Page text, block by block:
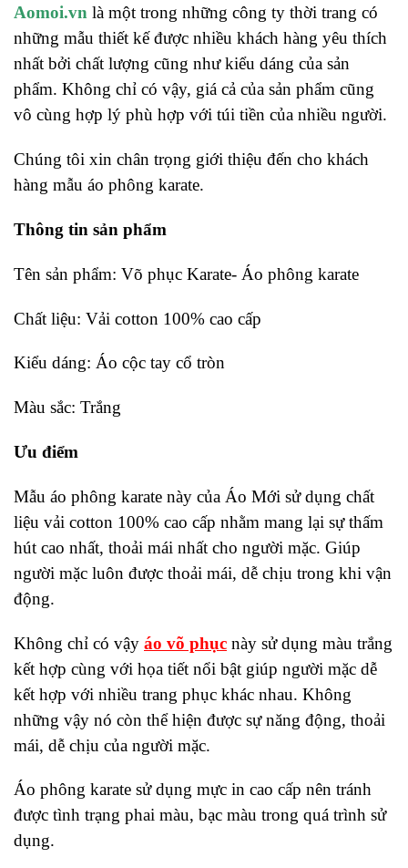
Aomoi.vn là một trong những công ty thời trang có
những mẫu thiết kế được nhiều khách hàng yêu thích
nhất bởi chất lượng cũng như kiểu dáng của sản
phẩm. Không chỉ có vậy, giá cả của sản phẩm cũng
vô cùng hợp lý phù hợp với túi tiền của nhiều người.
Chúng tôi xin chân trọng giới thiệu đến cho khách
hàng mẫu áo phông karate.
Thông tin sản phẩm
Tên sản phẩm: Võ phục Karate- Áo phông karate
Chất liệu: Vải cotton 100% cao cấp
Kiểu dáng: Áo cộc tay cổ tròn
Màu sắc: Trắng
Ưu điểm
Mẫu áo phông karate này của Áo Mới sử dụng chất
liệu vải cotton 100% cao cấp nhằm mang lại sự thấm
hút cao nhất, thoải mái nhất cho người mặc. Giúp
người mặc luôn được thoải mái, dễ chịu trong khi vận
động.
Không chỉ có vậy áo võ phục này sử dụng màu trắng
kết hợp cùng với họa tiết nổi bật giúp người mặc dễ
kết hợp với nhiều trang phục khác nhau. Không
những vậy nó còn thể hiện được sự năng động, thoải
mái, dễ chịu của người mặc.
Áo phông karate sử dụng mực in cao cấp nên tránh
được tình trạng phai màu, bạc màu trong quá trình sử
dụng.